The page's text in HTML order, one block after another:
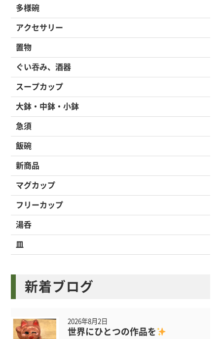
多様碗
アクセサリー
置物
ぐい吞み、酒器
スープカップ
大鉢・中鉢・小鉢
急須
飯碗
新商品
マグカップ
フリーカップ
湯呑
皿
新着ブログ
2026年8月2日
世界にひとつの作品を